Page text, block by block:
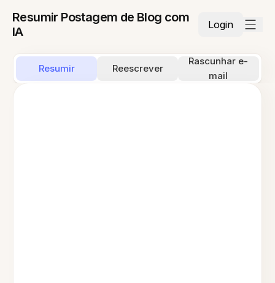
Resumir Postagem de Blog com
IA
Login
Resumir Reescrever
Rascunhar e-
mail